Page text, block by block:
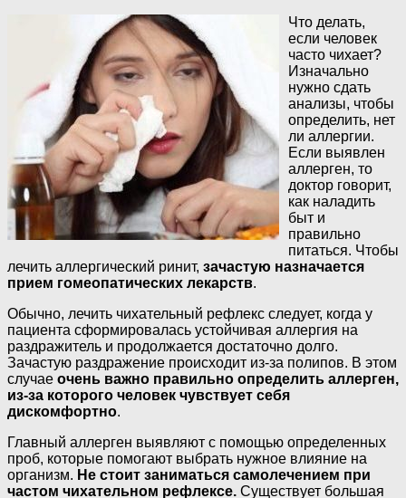
Что делать,
если человек
часто чихает?
Изначально
нужно сдать
анализы, чтобы
определить, нет
ли аллергии.
Если выявлен
аллерген, то
доктор говорит,
как наладить
быт и
правильно
питаться. Чтобы
лечить аллергический ринит, зачастую назначается
прием гомеопатических лекарств.
Обычно, лечить чихательный рефлекс следует, когда у
пациента сформировалась устойчивая аллергия на
раздражитель и продолжается достаточно долго.
Зачастую раздражение происходит из-за полипов. В этом
случае очень важно правильно определить аллерген,
из-за которого человек чувствует себя
дискомфортно.
Главный аллерген выявляют с помощью определенных
проб, которые помогают выбрать нужное влияние на
организм. Не стоит заниматься самолечением при
частом чихательном рефлексе. Существует большая